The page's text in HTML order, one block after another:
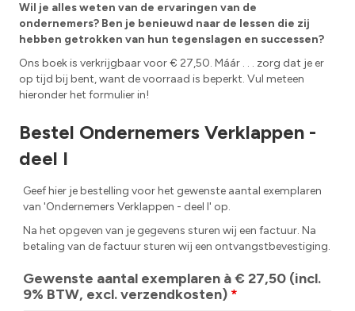
Wil je alles weten van de ervaringen van de
ondernemers? Ben je benieuwd naar de lessen die zij
hebben getrokken van hun tegenslagen en successen?
Ons boek is verkrijgbaar voor € 27,50. Máár . . . zorg dat je er
op tijd bij bent, want de voorraad is beperkt. Vul meteen
hieronder het formulier in!
Bestel Ondernemers Verklappen -
deel I
Geef hier je bestelling voor het gewenste aantal exemplaren
van 'Ondernemers Verklappen - deel I' op.
Na het opgeven van je gegevens sturen wij een factuur. Na
betaling van de factuur sturen wij een ontvangstbevestiging.
Gewenste aantal exemplaren à € 27,50 (incl.
9% BTW, excl. verzendkosten) *